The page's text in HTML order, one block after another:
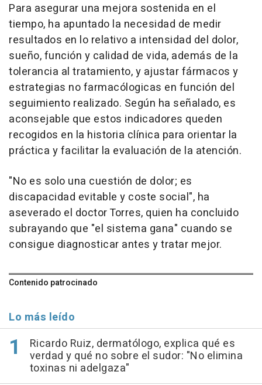
Para asegurar una mejora sostenida en el
tiempo, ha apuntado la necesidad de medir
resultados en lo relativo a intensidad del dolor,
sueño, función y calidad de vida, además de la
tolerancia al tratamiento, y ajustar fármacos y
estrategias no farmacólogicas en función del
seguimiento realizado. Según ha señalado, es
aconsejable que estos indicadores queden
recogidos en la historia clínica para orientar la
práctica y facilitar la evaluación de la atención.
"No es solo una cuestión de dolor; es
discapacidad evitable y coste social", ha
aseverado el doctor Torres, quien ha concluido
subrayando que "el sistema gana" cuando se
consigue diagnosticar antes y tratar mejor.
Contenido patrocinado
Lo más leído
Ricardo Ruiz, dermatólogo, explica qué es
verdad y qué no sobre el sudor: "No elimina
toxinas ni adelgaza"